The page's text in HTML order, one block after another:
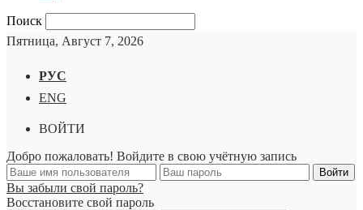
Поиск
Пятница, Август 7, 2026
РУС
ENG
ВОЙТИ
Добро пожаловать! Войдите в свою учётную запись
Вы забыли свой пароль?
Восстановите свой пароль